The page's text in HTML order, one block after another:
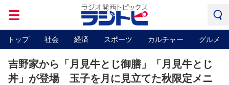
トップ 社会 経済 スポーツ カルチャー グルメ
吉野家から「月見牛とじ御膳」「月見牛とじ
丼」が登場 玉子を月に見立てた秋限定メニ